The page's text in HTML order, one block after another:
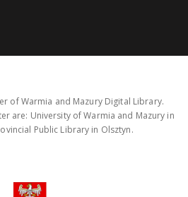
of Warmia and Mazury Digital Library.
are: University of Warmia and Mazury in
Public Library in Olsztyn.